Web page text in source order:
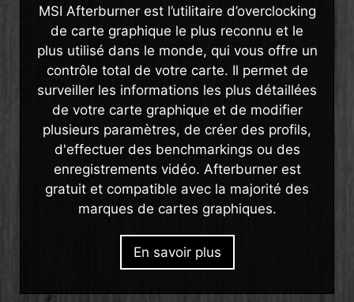
MSI Afterburner est l’utilitaire d’overclocking
de carte graphique le plus reconnu et le
plus utilisé dans le monde, qui vous offre un
contrôle total de votre carte. Il permet de
surveiller les informations les plus détaillées
de votre carte graphique et de modifier
plusieurs paramètres, de créer des profils,
d'effectuer des benchmarkings ou des
enregistrements vidéo. Afterburner est
gratuit et compatible avec la majorité des
marques de cartes graphiques.
En savoir plus